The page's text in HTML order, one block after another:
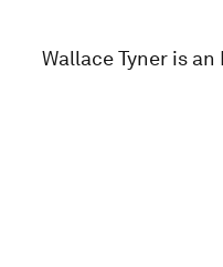
Wallace Tyner is